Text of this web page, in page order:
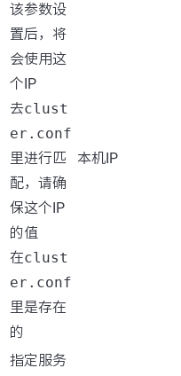
该参数设
置后，将
会使用这
个IP
去clust
er.conf
里进行匹
配，请确
保这个IP
的值
在clust
er.conf
里是存在
的
本机IP
指定服务